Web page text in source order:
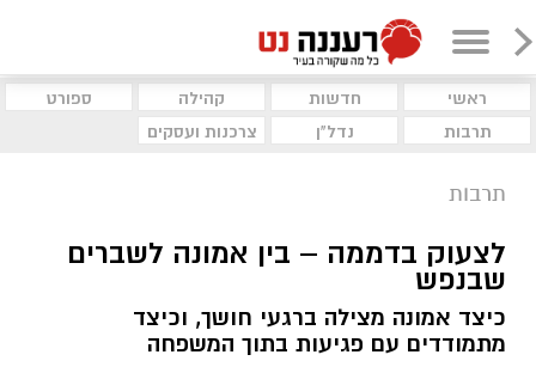
ראשי חדשות קהילה
ספורט
תרבות
נדל"ן צרכנות ועסקים
תרבות
לצעוק בדממה – בין אמונה לשברים
שבנפש
כיצד אמונה מצילה ברגעי חושך, וכיצד
מתמודדים עם פגיעות בתוך המשפחה